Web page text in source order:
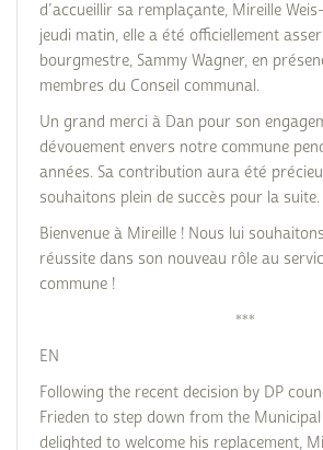
d’accueillir sa remplaçante, Mireille
jeudi matin, elle a été officiellement
bourgmestre, Sammy Wagner, en
membres du Conseil communal.
Un grand merci à Dan pour son
dévouement envers notre commune
années. Sa contribution aura été
souhaitons plein de succès pour la suite.
Bienvenue à Mireille ! Nous lui
réussite dans son nouveau rôle au
commune !
***
EN
Following the recent decision by DP
Frieden to step down from the
delighted to welcome his replacement,